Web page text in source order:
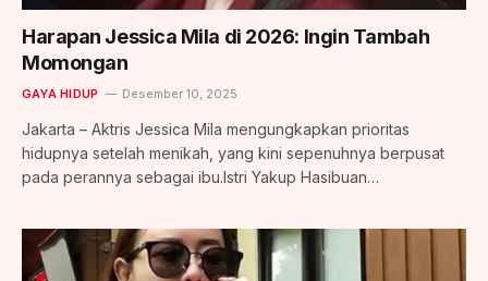
Harapan Jessica Mila di 2026: Ingin Tambah
Momongan
GAYA HIDUP Desember 10, 2025
Jakarta – Aktris Jessica Mila mengungkapkan prioritas
hidupnya setelah menikah, yang kini sepenuhnya berpusat
pada perannya sebagai ibu.Istri Yakup Hasibuan…